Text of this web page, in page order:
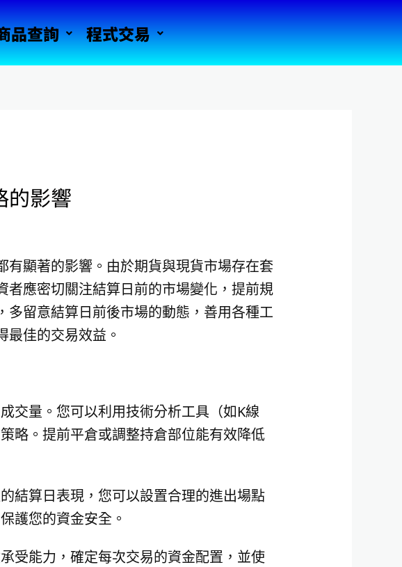
品查詢 程式交易
的影響
顯著的影響。由於期貨與現貨市場存在套
應密切關注結算日前的市場變化，提前規
留意結算日前後市場的動態，善用各種工
佳的交易效益。
交量。您可以利用技術分析工具（如K線
略。提前平倉或調整持倉部位能有效降低
結算日表現，您可以設置合理的進出場點
護您的資金安全。
受能力，確定每次交易的資金配置，並使